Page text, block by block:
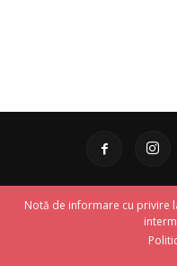
Notă de informare cu privire